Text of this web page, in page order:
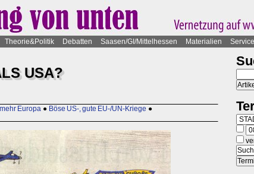
Theorie&Politik Debatten Saasen/GI/Mittelhessen Materialien
Service
USA?
Europa ● Böse US-, gute EU-/UN-Kriege ●